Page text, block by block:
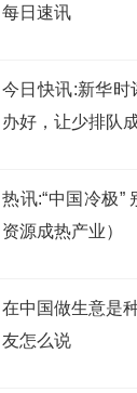
每日速讯
今日快讯:新华时
办好，让少排队
热讯:“中国冷极”
资源成热产业）
在中国做生意是
友怎么说